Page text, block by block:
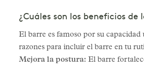
¿Cuáles son los beneficios de
El barre es famoso por su
razones para incluir el barre en tu
Mejora la postura: El barre